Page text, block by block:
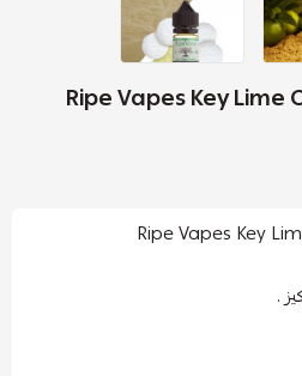
Ripe Vapes Key
Ripe Vapes